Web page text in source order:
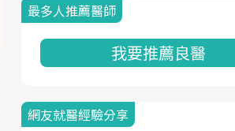
最多人推薦醫師
我要推薦良醫
網友就醫經驗分享